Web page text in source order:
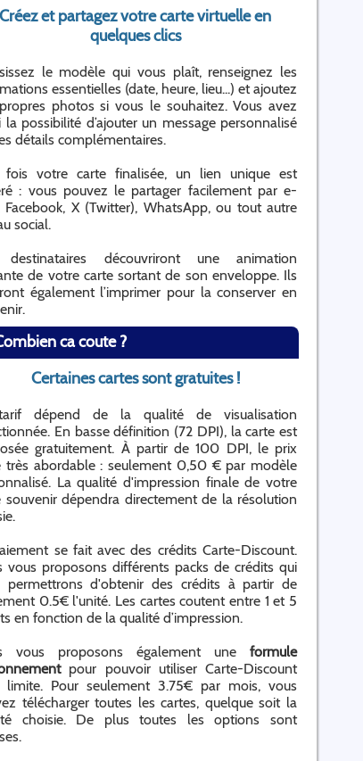
Créez et partagez votre carte virtuelle en
quelques clics
le modèle qui vous plaît, renseignez les
essentielles (date, heure, lieu...) et ajoutez
photos si vous le souhaitez. Vous avez
la possibilité d’ajouter un message personnalisé
détails complémentaires.
fois votre carte finalisée, un lien unique est
: vous pouvez le partager facilement par e-
Facebook, X (Twitter), WhatsApp, ou tout autre
social.
destinataires découvriront une animation
de votre carte sortant de son enveloppe. Ils
également l’imprimer pour la conserver en
ca coute ?
Certaines cartes sont gratuites !
dépend de la qualité de visualisation
En basse définition (72 DPI), la carte est
gratuitement. À partir de 100 DPI, le prix
très abordable : seulement 0,50 € par modèle
La qualité d'impression finale de votre
souvenir dépendra directement de la résolution
se fait avec des crédits Carte-Discount.
vous proposons différents packs de crédits qui
permettrons d'obtenir des crédits à partir de
0.5€ l'unité. Les cartes coutent entre 1 et 5
en fonction de la qualité d’impression.
vous proposons également une formule
pour pouvoir utiliser Carte-Discount
limite. Pour seulement 3.75€ par mois, vous
télécharger toutes les cartes, quelque soit la
choisie. De plus toutes les options sont